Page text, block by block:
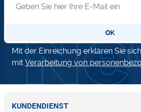
OK
Mit der Einreichung erklären Sie
mit Verarbeitung von
KUNDENDIENST